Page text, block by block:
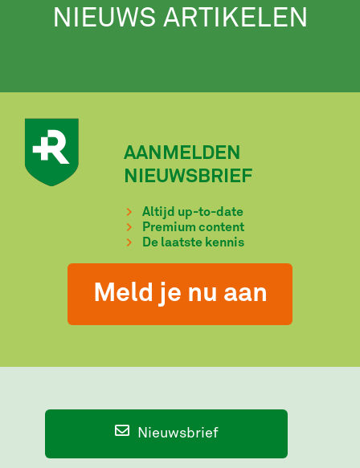
NIEUWS ARTIKELEN
AANMELDEN
NIEUWSBRIEF
Altijd up-to-date
Premium content
De laatste kennis
Meld je nu aan
Nieuwsbrief